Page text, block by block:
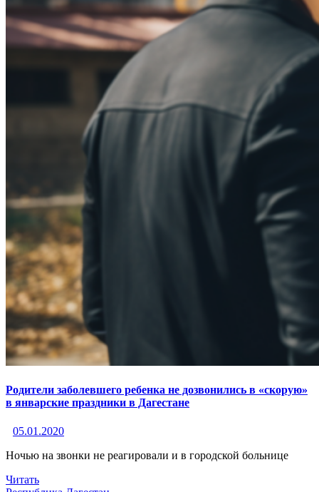
Родители заболевшего ребенка не дозвонились в «скорую»
в январские праздники в Дагестане
05.01.2020
Ночью на звонки не реагировали и в городской больнице
Читать